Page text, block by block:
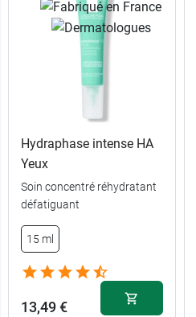
40 ml + soin
offert
40 ml
Hydraphase intense HA
Yeux
Soin concentré réhydratant
défatiguant
15 ml
13,49 €